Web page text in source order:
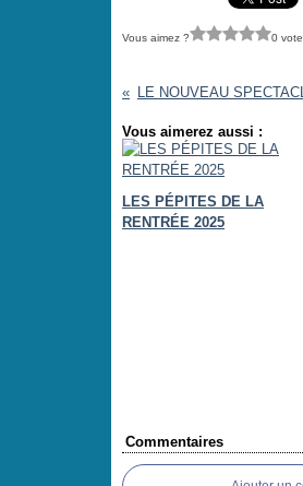
Vous aimez ? 0 vote
Vous aimerez aussi :
LES PÉPITES DE LA
RENTRÉE 2025
Commentaires